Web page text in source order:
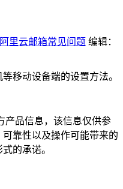
阿里云邮箱常见问题 编辑：
移动设备端的设置方法。
产品信息，该信息仅供参
靠性以及操作可能带来的
的承诺。